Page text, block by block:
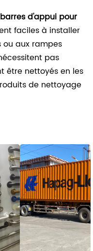
barres d'appui pour
faciles à installer
ou aux rampes
pas
être nettoyés en les
de nettoyage